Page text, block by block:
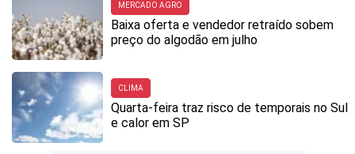
MERCADO AGRO
Baixa oferta e vendedor retraído sobem
preço do algodão em julho
CLIMA
Quarta-feira traz risco de temporais no Sul
e calor em SP